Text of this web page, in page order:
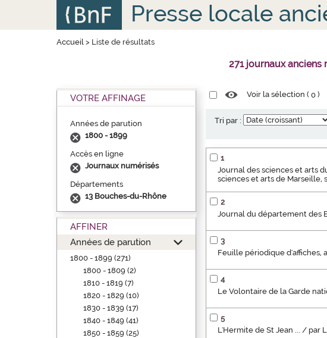
Presse locale
Accueil> Liste de résultats
271 journaux anciens
VOTRE AFFINAGE
Années de parution
1800 - 1899
Accès en ligne
Journaux numérisés
Départements
13 Bouches-du-Rhône
AFFINER
Années de parution
1800 - 1899 (271)
1800 - 1809 (2)
1810 - 1819 (7)
1820 - 1829 (10)
1830 - 1839 (17)
1840 - 1849 (41)
1850 - 1859 (25)
Voir la sélection (0 )
Tri par :
1
Journal des sciences et arts
sciences et arts de
2
Journal du département des
3
Feuille périodique d'affiches,
4
Le Volontaire de la Garde
5
L'Hermite de St Jean ... / par
Panneau de gestion des cookies